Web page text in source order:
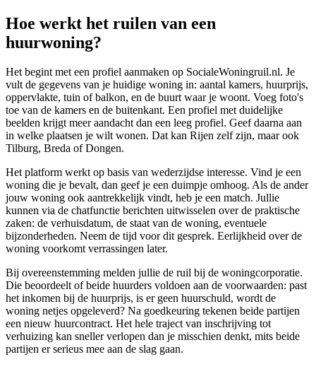
Hoe werkt het ruilen van een
huurwoning?
Het begint met een profiel aanmaken op SocialeWoningruil.nl. Je
vult de gegevens van je huidige woning in: aantal kamers, huurprijs,
oppervlakte, tuin of balkon, en de buurt waar je woont. Voeg foto's
toe van de kamers en de buitenkant. Een profiel met duidelijke
beelden krijgt meer aandacht dan een leeg profiel. Geef daarna aan
in welke plaatsen je wilt wonen. Dat kan Rijen zelf zijn, maar ook
Tilburg, Breda ofDongen.
Het platform werkt op basis van wederzijdse interesse. Vind je een
woning die je bevalt, dan geef je een duimpje omhoog. Als de ander
jouw woning ook aantrekkelijk vindt, heb je een match. Jullie
kunnen via de chatfunctie berichten uitwisselen over de praktische
zaken: de verhuisdatum, de staat van de woning, eventuele
bijzonderheden. Neem de tijd voor dit gesprek. Eerlijkheid over de
woning voorkomt verrassingen later.
Bij overeenstemming melden jullie de ruil bij de woningcorporatie.
Die beoordeelt of beide huurders voldoen aan de voorwaarden: past
het inkomen bij de huurprijs, is er geen huurschuld, wordt de
woning netjes opgeleverd? Na goedkeuring tekenen beide partijen
een nieuw huurcontract. Het hele traject van inschrijving tot
verhuizing kan sneller verlopen dan je misschien denkt, mits beide
partijen er serieus mee aan de slag gaan.